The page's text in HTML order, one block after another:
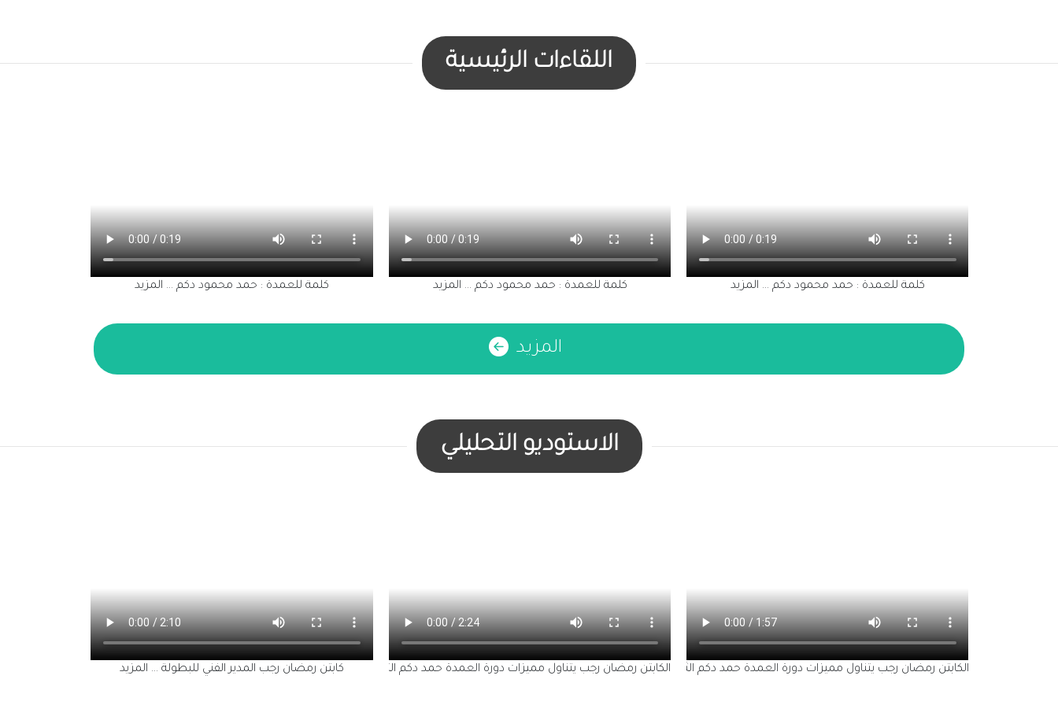
اللقاءات الرئيسية
كلمة للعمدة : حمد محمود دكم كلمة للعمدة : حمد محمود دكم كلمة للعمدة : حمد محمود دكم
المزيد
الاستوديو التحليلي
عشر والفرق الصاعدة لدور ال16 في الاستوديو التحليلي للموسم 13
الكابتن رمضان رجب يتناول مميزات دورة العمدة حمد دكم الثالثة عشر والفرق الصاعدة لدور ال16 في الاستوديو التحليلي للموسم 13
كابتن رمضان رجب المدير الفني للبطولة تحليل المباريات